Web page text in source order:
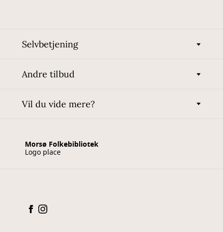
Selvbetjening
Andre tilbud
Vil du vide mere?
Morsø Folkebibliotek
Logo place